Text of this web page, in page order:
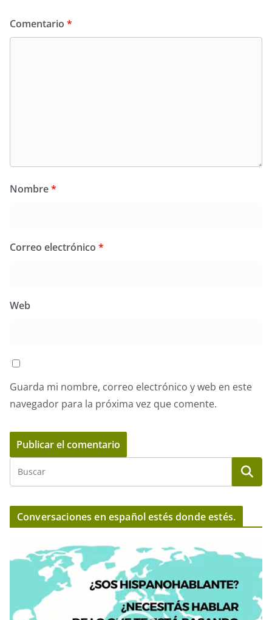
Comentario *
Nombre*
Correo electrónico *
Web
Guarda mi nombre, correo electrónico y web en este
navegador para la próxima vez que comente.
Conversaciones en español estés donde estés.
e